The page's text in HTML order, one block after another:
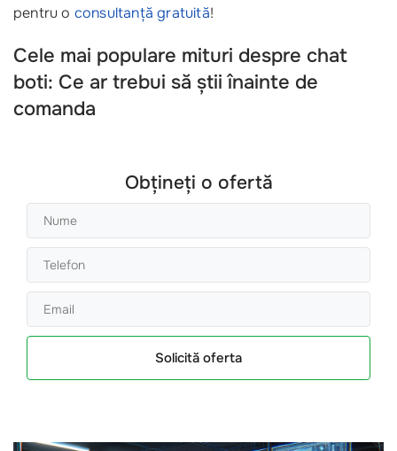
pentru o consultanță gratuită!
Cele mai populare mituri despre chat
boti: Ce ar trebui să știi înainte de
comanda
Obțineți o ofertă
Solicită oferta